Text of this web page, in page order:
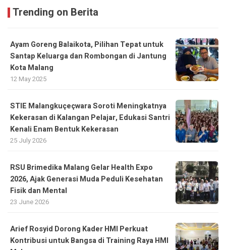
Trending on Berita
Ayam Goreng Balaikota, Pilihan Tepat untuk
Santap Keluarga dan Rombongan di Jantung
Kota Malang
12 May 2025
STIE Malangkuçeçwara Soroti Meningkatnya
Kekerasan di Kalangan Pelajar, Edukasi Santri
Kenali Enam Bentuk Kekerasan
25 July 2026
RSU Brimedika Malang Gelar Health Expo
2026, Ajak Generasi Muda Peduli Kesehatan
Fisik dan Mental
23 June 2026
Arief Rosyid Dorong Kader HMI Perkuat
Kontribusi untuk Bangsa di Training Raya HMI